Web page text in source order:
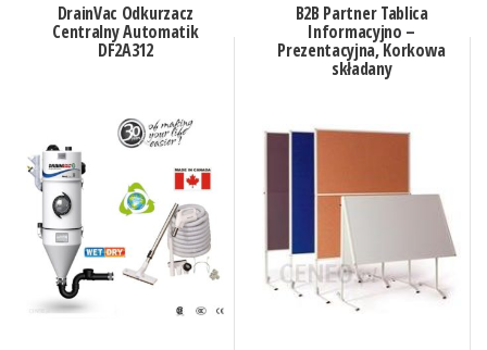
DrainVac Odkurzacz
Centralny Automatik
DF2A312
B2B Partner Tablica
Informacyjno –
Prezentacyjna, Korkowa
składany